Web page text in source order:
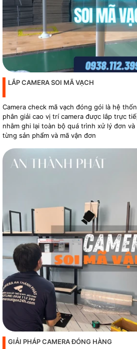
LẮP CAMERA SOI MÃ VẠCH
Camera check mã vạch đóng gói là hệ
phân giải cao vị trí camera được lắp trực
nhằm ghi lại toàn bộ quá trình xử lý đơn
từng sản phẩm và mã vận đơn
GIẢI PHÁP CAMERA ĐÓNG HÀNG